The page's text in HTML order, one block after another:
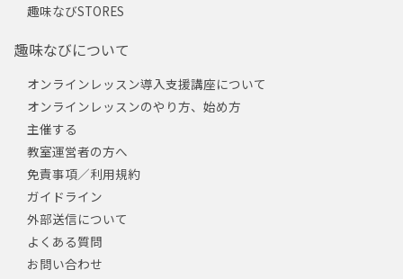
趣味なびSTORES
趣味なびについて
オンラインレッスン導入支援講座について
オンラインレッスンのやり方、始め方
主催する
教室運営者の方へ
免責事項／利用規約
ガイドライン
外部送信について
よくある質問
お問い合わせ